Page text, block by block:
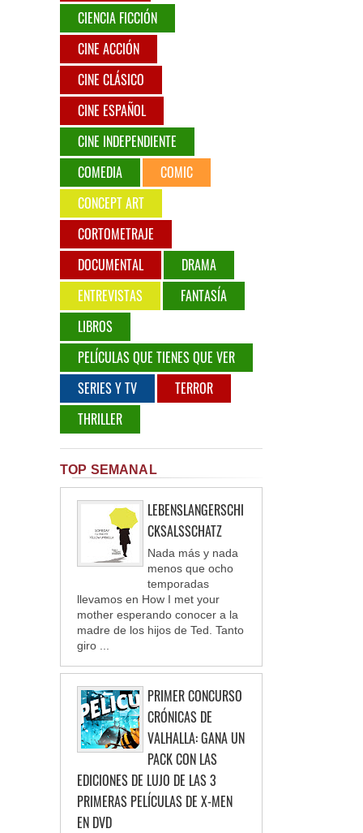
CIENCIA FICCIÓN
CINE ACCIÓN
CINE CLÁSICO
CINE ESPAÑOL
CINE INDEPENDIENTE
COMEDIA
COMIC
CONCEPT ART
CORTOMETRAJE
DOCUMENTAL
DRAMA
ENTREVISTAS
FANTASÍA
LIBROS
PELÍCULAS QUE TIENES QUE VER
SERIES Y TV
TERROR
THRILLER
TOP SEMANAL
LEBENSLANGERSCHI
CKSALSSCHATZ
Nada más y nada
menos que ocho
temporadas
llevamos en How I met your
mother esperando conocer a la
madre de los hijos de Ted. Tanto
giro ...
PRIMER CONCURSO
CRÓNICAS DE
VALHALLA: GANA UN
PACK CON LAS
EDICIONES DE LUJO DE LAS 3
PRIMERAS PELÍCULAS DE X-MEN
EN DVD